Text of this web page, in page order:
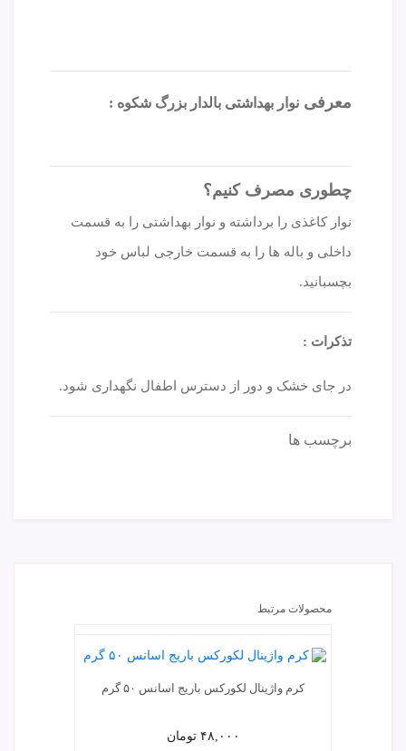
معرفی نوار بهداشتی بالدار بزرگ شکوه :
چطوری مصرف کنیم؟
نوار کاغذی را برداشته و نوار بهداشتی را به قسمت
داخلی و باله ها را به قسمت خارجی لباس خود
بچسبانید.
تذکرات :
در جای خشک و دور از دسترس اطفال نگهداری شود.
برچسب ها
محصولات مرتبط
کرم واژینال لکورکس باریج اسانس ۵۰ گرم
۴۸,۰۰۰ تومان